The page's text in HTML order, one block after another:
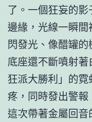
了。一個狂妄的
邊緣，光線一瞬
閃發光、像醋罐
底座還不斷噴射
狂派大勝利」的
疼，同時發出警報
這次帶著金屬回